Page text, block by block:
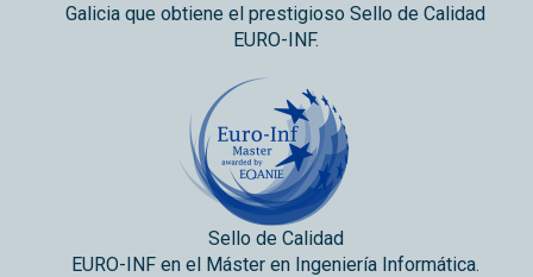
Galicia que obtiene el prestigioso Sello de Calidad
EURO-INF.
Sello de Calidad
EURO-INF en el Máster en Ingeniería Informática.